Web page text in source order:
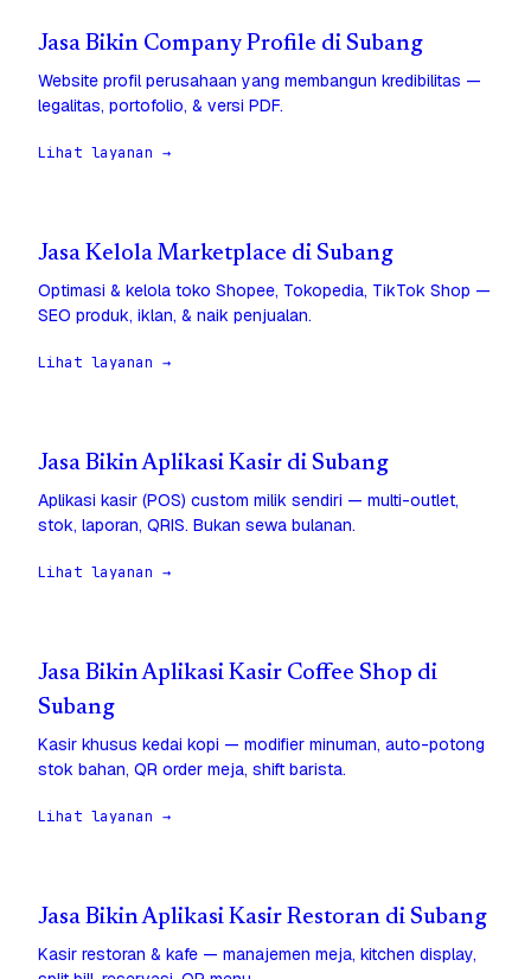
Jasa Bikin Company Profile di Subang
Website profil perusahaan yang membangun kredibilitas —
legalitas, portofolio, & versi PDF.
Lihat layanan →
Jasa Kelola Marketplace di Subang
Optimasi & kelola toko Shopee, Tokopedia, TikTok Shop —
SEO produk, iklan, & naik penjualan.
Lihat layanan →
Jasa Bikin Aplikasi Kasir di Subang
Aplikasi kasir (POS) custom milik sendiri — multi-outlet,
stok, laporan, QRIS. Bukan sewa bulanan.
Lihat layanan →
Jasa Bikin Aplikasi Kasir Coffee Shop di
Subang
Kasir khusus kedai kopi — modifier minuman, auto-potong
stok bahan, QR order meja, shift barista.
Lihat layanan →
Jasa Bikin Aplikasi Kasir Restoran di Subang
Kasir restoran & kafe — manajemen meja, kitchen display,